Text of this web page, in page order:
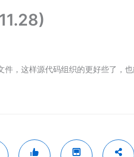
，这样源代码组织的更好些了，